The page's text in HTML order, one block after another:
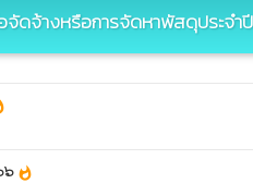
จัดจ้างหรือการจัดหาพัสดุประจำปี
วนตำบลหนองปลิง ปีงบประมาณ
๖ whatshot